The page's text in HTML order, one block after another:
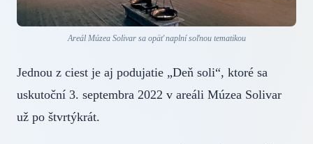
Areál Múzea Solivar sa opäť naplní soľnou tematikou
Jednou z ciest je aj podujatie „Deň soli“, ktoré sa
uskutoční 3. septembra 2022 v areáli Múzea Solivar
už po štvrtýkrát.